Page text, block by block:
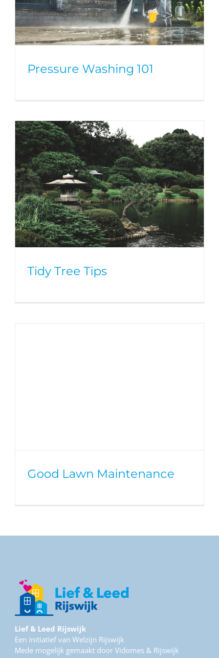
Pressure Washing 101
Tidy Tree Tips
Good Lawn Maintenance
Lief & Leed Rijswijk
Een initiatief van Welzijn Rijswijk
Mede mogelijk gemaakt door Vidomes & Rijswijk